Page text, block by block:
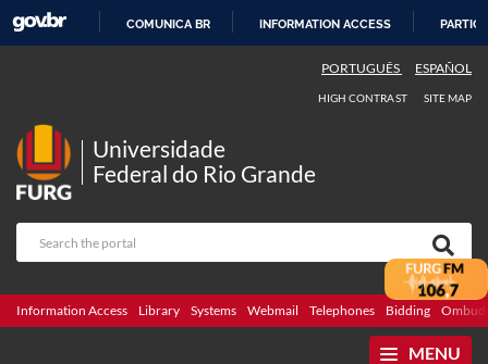
COMUNICA BR INFORMATION ACCESS
PORTUGUÊS ESPAÑOL
HIGH CONTRAST SITE MAP
Universidade
Federal do Rio Grande
Information Access Library Systems Webmail Telephones Bidding
MENU